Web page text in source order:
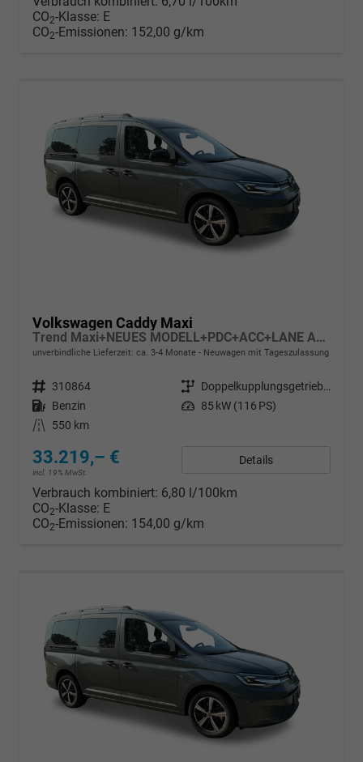
CO2-Klasse: E
CO2-Emissionen: 152,00 g/km
Volkswagen Caddy Maxi
Trend Maxi+NEUES MODELL+PDC+ACC+LANE ASSIST
unverbindliche Lieferzeit: ca. 3-4 Monate Neuwagen mit Tageszulassung
Fahrzeugnr. 310864 Getriebe
Doppelkupplungsgetriebe (DSG)
Kraftstoff Benzin Leistung 85 kW (116 PS)
Kilometerstand
550 km
33.219,– €
incl. 19% MwSt.
Details
Verbrauch kombiniert: 6,80 l/100km
CO2-Klasse: E
CO2-Emissionen: 154,00 g/km